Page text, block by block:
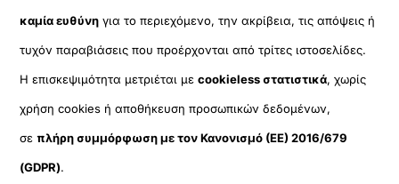
καμία ευθύνη για το περιεχόμενο, την ακρίβεια, τις απόψεις ή
τυχόν παραβιάσεις που προέρχονται από τρίτες ιστοσελίδες.
Η επισκεψιμότητα μετριέται μεcookieless στατιστικά, χωρίς
χρήση cookies ή αποθήκευση προσωπικών δεδομένων,
σεπλήρη συμμόρφωση με τον Κανονισμό (ΕΕ) 2016/679
(GDPR).